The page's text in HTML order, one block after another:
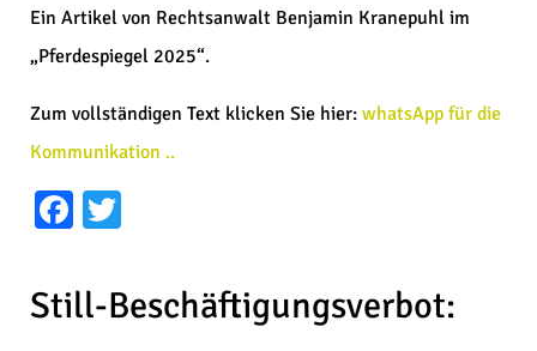
Ein Artikel von Rechtsanwalt Benjamin Kranepuhl im
„Pferdespiegel 2025“.
Zum vollständigen Text klicken Sie hier: whatsApp für die
Kommunikation ..
Facebook
Still-Beschäftigungsverbot: